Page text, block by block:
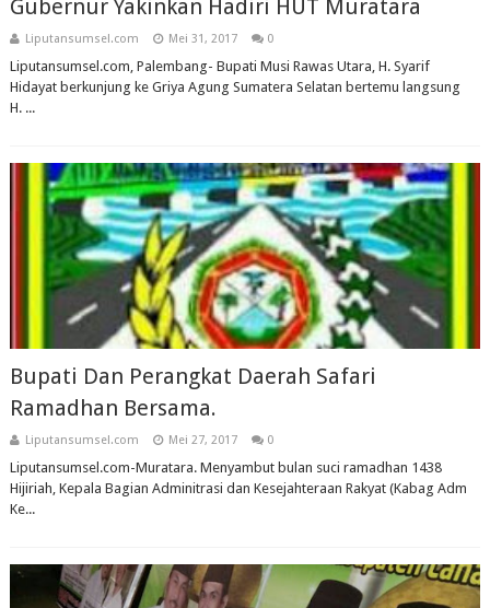
Gubernur Yakinkan Hadiri HUT Muratara
Liputansumsel.com Mei 31, 2017 0
Liputansumsel.com, Palembang- Bupati Musi Rawas Utara, H. Syarif
Hidayat berkunjung ke Griya Agung Sumatera Selatan bertemu langsung
H. ...
Bupati Dan Perangkat Daerah Safari
Ramadhan Bersama.
Liputansumsel.com Mei 27, 2017 0
Liputansumsel.com-Muratara. Menyambut bulan suci ramadhan 1438
Hijiriah, Kepala Bagian Adminitrasi dan Kesejahteraan Rakyat (Kabag Adm
Ke...